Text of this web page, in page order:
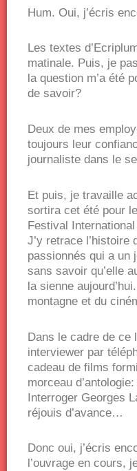
Hum. Oui, j’écris
Les textes
matinale. Puis, je
la question m’a été
de savoir?
Deux de mes
toujours leur
journaliste dans le
Et puis, je travaille
sortira cet été pour
Festival
J’y retrace l’histoire
passionnés qui a un
sans savoir qu’elle
la sienne
montagne et du
Dans le cadre de ce
interviewer par
cadeau de films
morceau
Interroger Georges
réjouis d’avance…
Donc oui, j’écris
l’ouvrage en cours,